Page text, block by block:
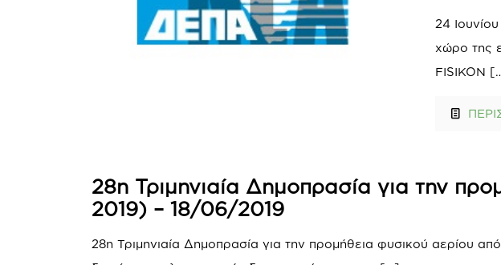
24
χώρο της
FISIKON
28η Τριμηνιαία Δημοπρασία για την
2019) – 18/06/2019
28η Τριμηνιαία Δημοπρασία για την προμήθεια φυσικού αερίου